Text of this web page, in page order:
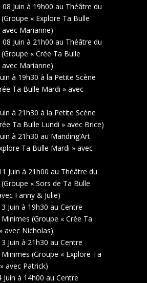
Juin à 19h00 au Théâtre du
« Explore Ta Bulle
Marianne)
Juin à 21h00 au Théâtre du
« Crée Ta Bulle
Marianne)
à 19h30 à la Petite Scène
Ta Bulle Mardi » avec
à 21h30 à la Petite Scène
Ta Bulle Lundi » avec Brice)
à 21h30 au Manding’Art
Ta Bulle Mardi » avec
Juin à 21h00 au Théâtre du
« Sors de Ta Bulle
Fanny & Julie)
Juin à 19h30 au Centre
(Groupe « Crée Ta
avec Nicholas)
Juin à 21h30 au Centre
(Groupe « Explore Ta
avec Patrick)
Juin à 14h00 au Centre